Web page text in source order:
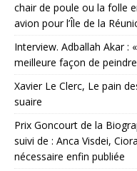
chair de poule ou la folle
avion pour l’Île de la
Interview. Adballah Akar :
meilleure façon de
Xavier Le Clerc, Le pain
suaire
Prix Goncourt de la
suivi de : Anca Visdei,
nécessaire enfin publiée